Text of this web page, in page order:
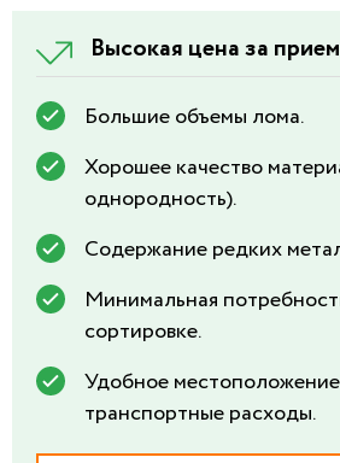
Высокая цена за
Большие объемы лома.
Хорошее качество
однородность).
Содержание редких
Минимальная
сортировке.
Удобное
транспортные расходы.